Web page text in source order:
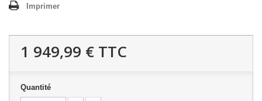
Imprimer
1 949,99 € TTC
Quantité